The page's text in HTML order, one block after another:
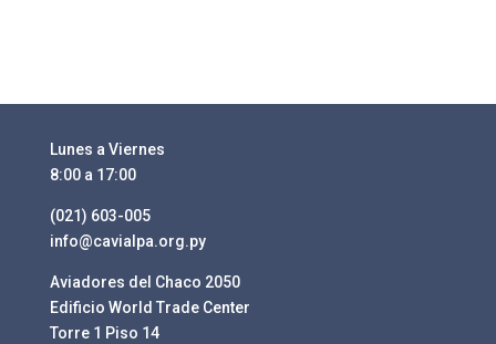
Lunes a Viernes
8:00 a 17:00
(021) 603-005
info@cavialpa.org.py
Aviadores del Chaco 2050
Edificio World Trade Center
Torre 1 Piso 14